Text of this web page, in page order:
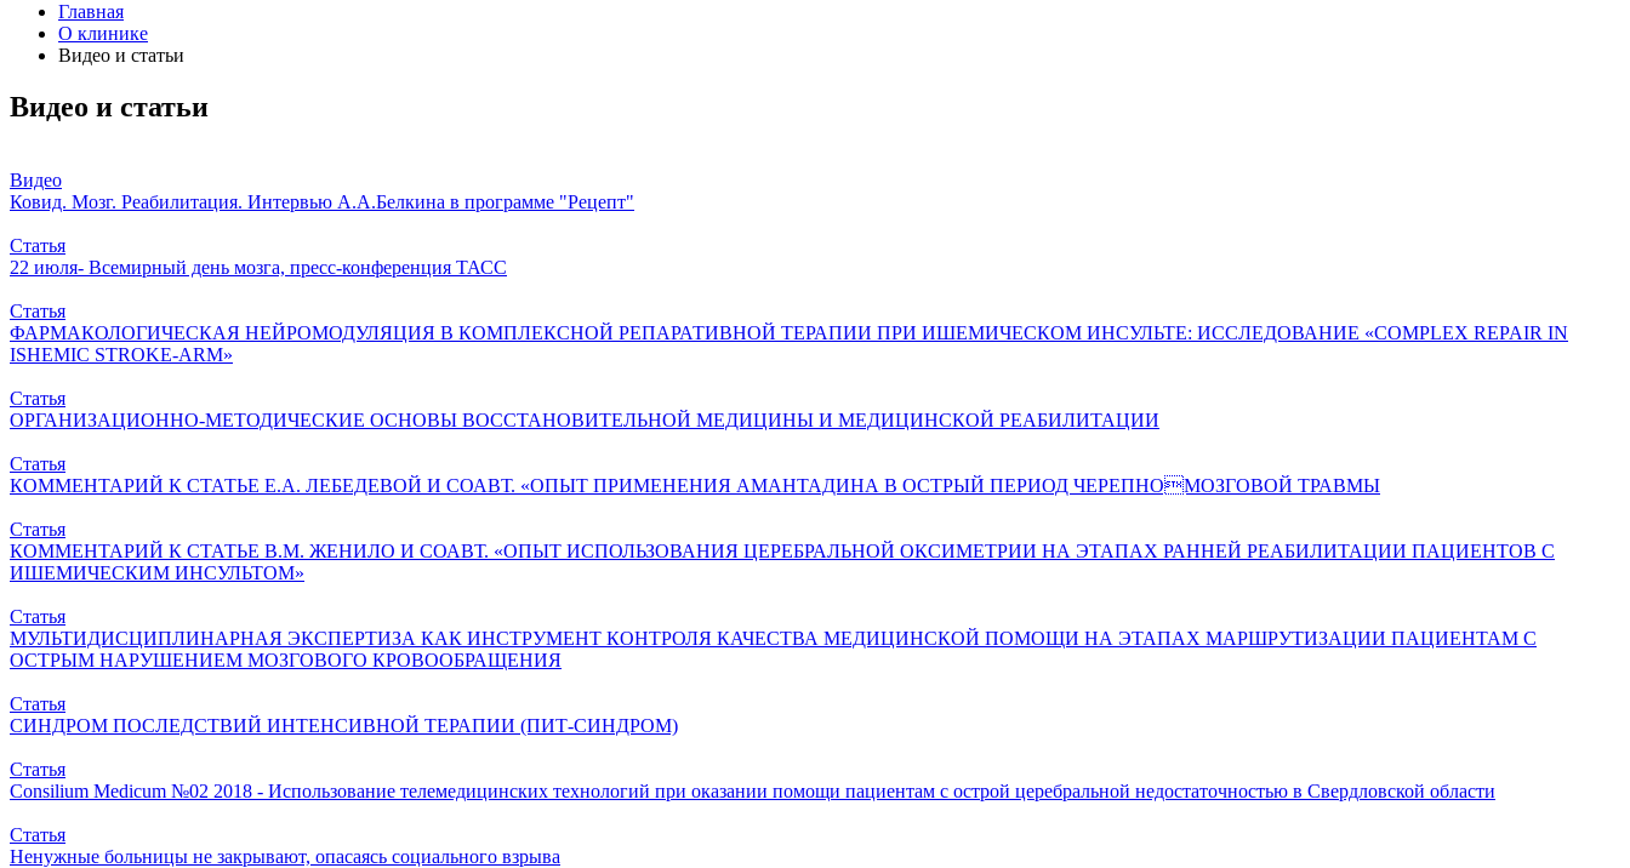
Главная
О клинике
Видео и статьи
Видео и статьи
Видео
Ковид. Мозг. Реабилитация. Интервью А.А.Белкина в программе "Рецепт"
Статья
22 июля- Всемирный день мозга, пресс-конференция ТАСС
Статья
ФАРМАКОЛОГИЧЕСКАЯ НЕЙРОМОДУЛЯЦИЯ В КОМПЛЕКСНОЙ РЕПАРАТИВНОЙ ТЕРАПИИ ПРИ ИШЕМИЧЕСКОМ ИНСУЛЬТЕ: ИССЛЕДОВАНИЕ «COMPLEX REPAIR IN
ISHEMIC STROKE-ARM»
Статья
ОРГАНИЗАЦИОННО-МЕТОДИЧЕСКИЕ ОСНОВЫ ВОССТАНОВИТЕЛЬНОЙ МЕДИЦИНЫ И МЕДИЦИНСКОЙ РЕАБИЛИТАЦИИ
Статья
КОММЕНТАРИЙ К СТАТЬЕ Е.А. ЛЕБЕДЕВОЙ И СОАВТ. «ОПЫТ ПРИМЕНЕНИЯ АМАНТАДИНА В ОСТРЫЙ ПЕРИОД ЧЕРЕПНОМОЗГОВОЙ ТРАВМЫ
Статья
КОММЕНТАРИЙ К СТАТЬЕ В.М. ЖЕНИЛО И СОАВТ. «ОПЫТ ИСПОЛЬЗОВАНИЯ ЦЕРЕБРАЛЬНОЙ ОКСИМЕТРИИ НА ЭТАПАХ РАННЕЙ РЕАБИЛИТАЦИИ ПАЦИЕНТОВ С
ИШЕМИЧЕСКИМ ИНСУЛЬТОМ»
Статья
МУЛЬТИДИСЦИПЛИНАРНАЯ ЭКСПЕРТИЗА КАК ИНСТРУМЕНТ КОНТРОЛЯ КАЧЕСТВА МЕДИЦИНСКОЙ ПОМОЩИ НА ЭТАПАХ МАРШРУТИЗАЦИИ ПАЦИЕНТАМ С
ОСТРЫМ НАРУШЕНИЕМ МОЗГОВОГО КРОВООБРАЩЕНИЯ
Статья
СИНДРОМ ПОСЛЕДСТВИЙ ИНТЕНСИВНОЙ ТЕРАПИИ (ПИТ-СИНДРОМ)
Статья
Consilium Medicum №02 2018 - Использование телемедицинских технологий при оказании помощи пациентам с острой церебральной недостаточностью в Свердловской области
Статья
Ненужные больницы не закрывают, опасаясь социального взрыва